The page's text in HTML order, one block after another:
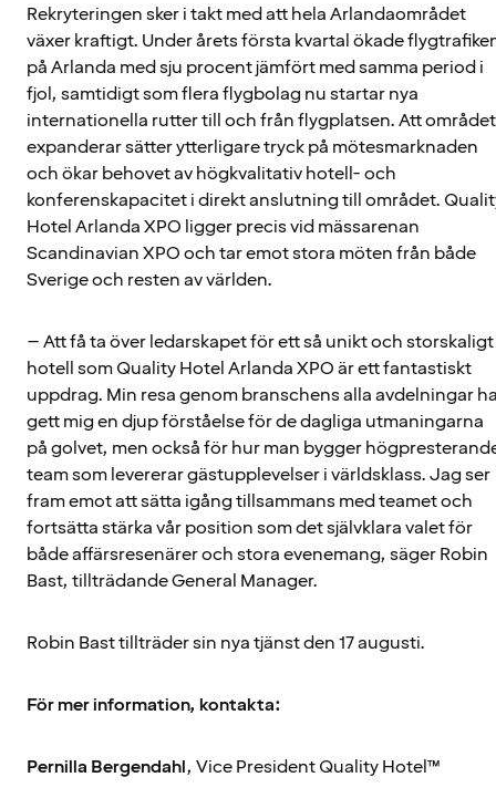
Rekryteringen sker i takt med att hela Arlandaområdet
växer kraftigt. Under årets första kvartal ökade
på Arlanda med sju procent jämfört med samma period i
fjol, samtidigt som flera flygbolag nu startar nya
internationella rutter till och från flygplatsen. Att området
expanderar sätter ytterligare tryck på mötesmarknaden
och ökar behovet av högkvalitativ hotell- och
konferenskapacitet i direkt anslutning till området.
Hotel Arlanda XPO ligger precis vid mässarenan
Scandinavian XPO och tar emot stora möten från både
Sverige och resten av världen.
– Att få ta över ledarskapet för ett så unikt och storskaligt
hotell som Quality Hotel Arlanda XPO är ett fantastiskt
uppdrag. Min resa genom branschens alla avdelningar
gett mig en djup förståelse för de dagliga utmaningarna
på golvet, men också för hur man bygger
team som levererar gästupplevelser i världsklass. Jag ser
fram emot att sätta igång tillsammans med teamet och
fortsätta stärka vår position som det självklara valet för
både affärsresenärer och stora evenemang, säger Robin
Bast, tillträdande General Manager.
Robin Bast tillträder sin nya tjänst den 17 augusti.
För mer information, kontakta:
Pernilla Bergendahl, Vice President Quality Hotel™